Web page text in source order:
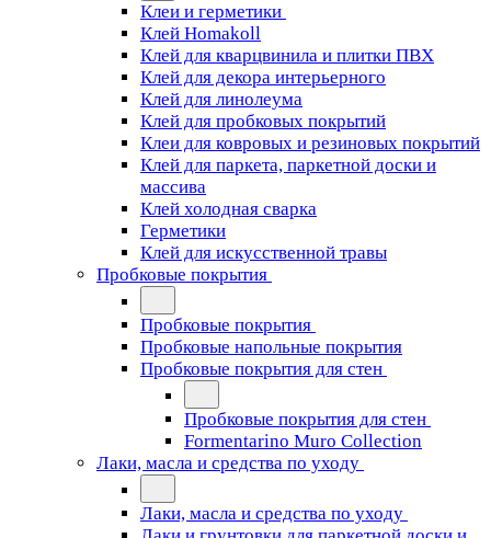
Клеи и герметики
Клей Homakoll
Клей для кварцвинила и плитки ПВХ
Клей для декора интерьерного
Клей для линолеума
Клей для пробковых покрытий
Клеи для ковровых и резиновых покрытий
Клей для паркета, паркетной доски и
массива
Клей холодная сварка
Герметики
Клей для искусственной травы
Пробковые покрытия
Пробковые покрытия
Пробковые напольные покрытия
Пробковые покрытия для стен
Пробковые покрытия для стен
Formentarino Muro Collection
Лаки, масла и средства по уходу
Лаки, масла и средства по уходу